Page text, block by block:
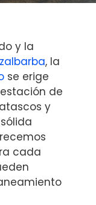
y la
, la
se erige
de
y
cada